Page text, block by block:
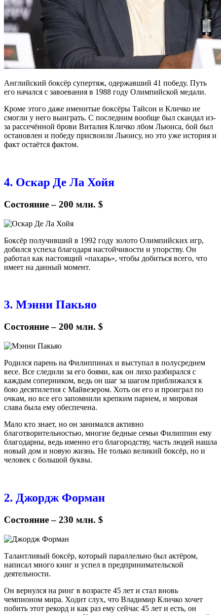
Английский боксёр супертяж, одержавший 41 победу. Путь
его начался с завоевания в 1988 году Олимпийской медали.
Кроме этого даже именитые боксёры Тайсон и Кличко не
смогли у него выиграть. С последним вообще был скандал из-
за рассечённой брови Виталия Кличко лбом Льюиса, бой был
остановлен и победу присвоили Льюису, но это уже история и
факт остаётся фактом.
4. Оскар Де Ла Хойя
Состояние – 200 млн. $
Боксёр получивший в 1992 году золото Олимпийских игр,
добился успеха благодаря настойчивости и упорству. Он
работал как настоящий «пахарь», чтобы добиться всего, что
имеет на данный момент.
3. Мэнни Пакьяо
Состояние – 200 млн. $
Родился парень на Филиппинах и выступал в полусреднем
весе. Все следили за его боями, как он лихо разбирался с
каждым соперником, ведь он шаг за шагом приближался к
бою десятилетия с Майвезером. Хоть он его и проиграл по
очкам, но все его запомнили крепким парнем, и мировая
слава была ему обеспечена.
Мало кто знает, но он занимался активно
благотворительностью, многие бедные семьи Филиппин ему
благодарны, ведь именно его благородству, часть людей нашла
новый дом и новую жизнь. Не только великий боксёр, но и
человек с большой буквы.
2. Джордж Форман
Состояние – 230 млн. $
Талантливый боксёр, который параллельно был актёром,
написал много книг и успел в предпринимательской
деятельности.
Он вернулся на ринг в возрасте 45 лет и стал вновь
чемпионом мира. Ходит слух, что Владимир Кличко хочет
побить этот рекорд и как раз ему сейчас 45 лет и есть, он